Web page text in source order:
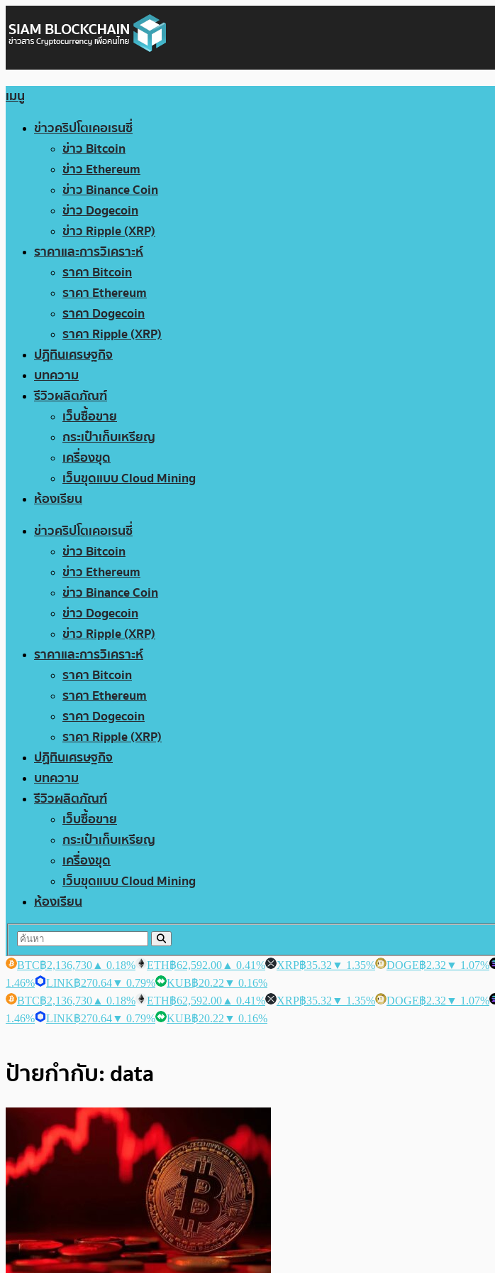
เมนู
ข่าวคริปโตเคอเรนซี่
ข่าว Bitcoin
ข่าว Ethereum
ข่าว Binance Coin
ข่าว Dogecoin
ข่าว Ripple (XRP)
ราคาและการวิเคราะห์
ราคา Bitcoin
ราคา Ethereum
ราคา Dogecoin
ราคา Ripple (XRP)
ปฏิทินเศรษฐกิจ
บทความ
รีวิวผลิตภัณฑ์
เว็บซื้อขาย
กระเป๋าเก็บเหรียญ
เครื่องขุด
เว็บขุดแบบ Cloud Mining
ห้องเรียน
ข่าวคริปโตเคอเรนซี่
ข่าว Bitcoin
ข่าว Ethereum
ข่าว Binance Coin
ข่าว Dogecoin
ข่าว Ripple (XRP)
ราคาและการวิเคราะห์
ราคา Bitcoin
ราคา Ethereum
ราคา Dogecoin
ราคา Ripple (XRP)
ปฏิทินเศรษฐกิจ
บทความ
รีวิวผลิตภัณฑ์
เว็บซื้อขาย
กระเป๋าเก็บเหรียญ
เครื่องขุด
เว็บขุดแบบ Cloud Mining
ห้องเรียน
BTC฿2,136,730 ▲ 0.18% ETH฿62,592.00 ▲ 0.41% XRP฿35.32 ▼ 1.35% DOGE฿2.32 ▼ 1.07%
1.46%
LINK฿270.64▼ 0.79% KUB฿20.22 ▼ 0.16%
BTC฿2,136,730 ▲ 0.18% ETH฿62,592.00 ▲ 0.41% XRP฿35.32 ▼ 1.35% DOGE฿2.32 ▼ 1.07%
1.46%
LINK฿270.64▼ 0.79% KUB฿20.22 ▼ 0.16%
ป้ายกำกับ: data